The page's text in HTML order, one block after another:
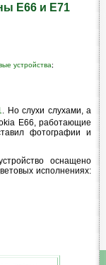
E66 и E71
устройства;
. Но слухи слухами, а
E66, работающие
фотографии и
оснащено
исполнениях: